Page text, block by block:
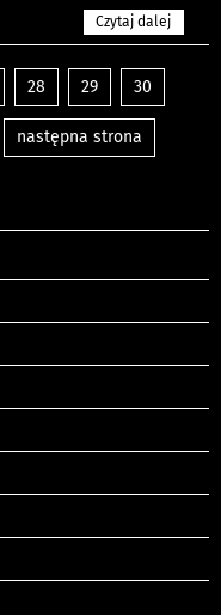
Czytaj dalej
28 29 30
następna strona